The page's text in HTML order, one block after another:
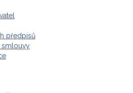
předpisů
smlouvy